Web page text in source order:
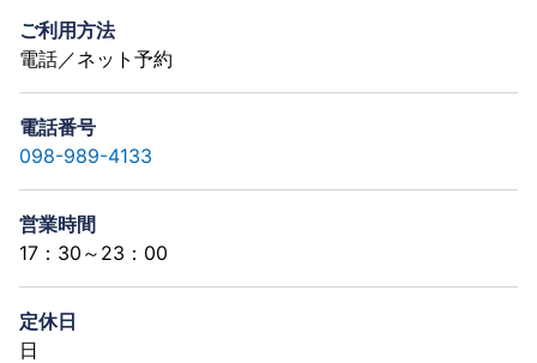
ご利用方法
電話／ネット予約
電話番号
098-989-4133
営業時間
17：30～23：00
定休日
日